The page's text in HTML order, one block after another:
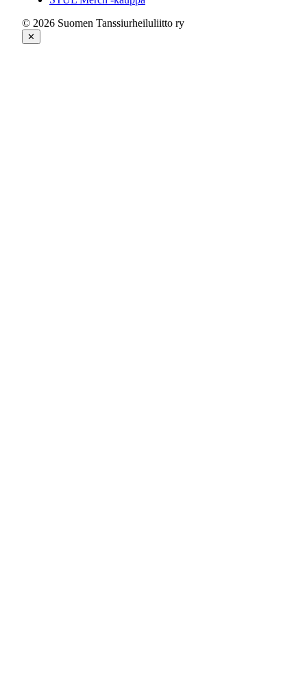
© 2026 Suomen Tanssiurheiluliitto ry
✕